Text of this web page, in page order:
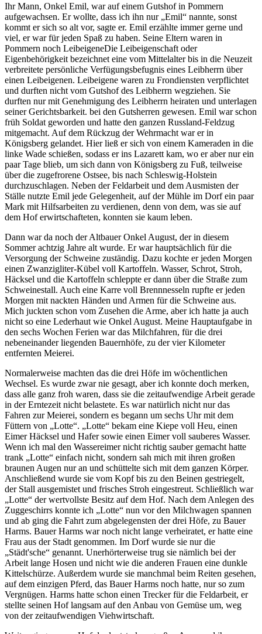
Ihr Mann, Onkel Emil, war auf einem Gutshof in Pommern
aufgewachsen. Er wollte, dass ich ihn nur Emil
nannte, sonst
kommt er sich so alt vor, sagte er. Emil erzählte immer gerne und
viel, er war für jeden Spaß zu haben. Seine Eltern waren in
Pommern noch LeibeigeneDie Leibeigenschaft oder
Eigenbehörigkeit bezeichnet eine vom Mittelalter bis in die Neuzeit
verbreitete persönliche Verfügungsbefugnis eines Leibherrn über
einen Leibeigenen. Leibeigene waren zu Frondiensten verpflichtet
und durften nicht vom Gutshof des Leibherrn wegziehen. Sie
durften nur mit Genehmigung des Leibherrn heiraten und unterlagen
seiner Gerichtsbarkeit. bei den Gutsherren gewesen. Emil war schon
früh Soldat geworden und hatte den ganzen Russland-Feldzug
mitgemacht. Auf dem Rückzug der Wehrmacht war er in
Königsberg gelandet. Hier ließ er sich von einem Kameraden in die
linke Wade schießen, sodass er ins Lazarett kam, wo er aber nur ein
paar Tage blieb, um sich dann von Königsberg zu Fuß, teilweise
über die zugefrorene Ostsee, bis nach Schleswig-Holstein
durchzuschlagen. Neben der Feldarbeit und dem Ausmisten der
Ställe nutzte Emil jede Gelegenheit, auf der Mühle im Dorf ein paar
Mark mit Hilfsarbeiten zu verdienen, denn von dem, was sie auf
dem Hof erwirtschafteten, konnten sie kaum leben.
Dann war da noch der Altbauer Onkel August, der in diesem
Sommer achtzig Jahre alt wurde. Er war hauptsächlich für die
Versorgung der Schweine zuständig. Dazu kochte er jeden Morgen
einen Zwanzigliter-Kübel voll Kartoffeln. Wasser, Schrot, Stroh,
Häcksel und die Kartoffeln schleppte er dann über die Straße zum
Schweinestall. Auch eine Karre voll Brennnesseln rupfte er jeden
Morgen mit nackten Händen und Armen für die Schweine aus.
Mich juckten schon vom Zusehen die Arme, aber ich hatte ja auch
nicht so eine Lederhaut wie Onkel August. Meine Hauptaufgabe in
den sechs Wochen Ferien war das Milchfahren, für die drei
nebeneinander liegenden Bauernhöfe, zu der vier Kilometer
entfernten Meierei.
Normalerweise machten das die drei Höfe im wöchentlichen
Wechsel. Es wurde zwar nie gesagt, aber ich konnte doch merken,
dass alle ganz froh waren, dass sie die zeitaufwendige Arbeit gerade
in der Erntezeit nicht belastete. Es war natürlich nicht nur das
Fahren zur Meierei, sondern es begann um sechs Uhr mit dem
Füttern von
Lotte . Lotte
bekam eine Kiepe voll Heu, einen
Eimer Häcksel und Hafer sowie einen Eimer voll sauberes Wasser.
Wenn ich mal den Wassereimer nicht richtig sauber gemacht hatte
trank
Lotte
einfach nicht, sondern sah mich mit ihren großen
braunen Augen nur an und schüttelte sich mit dem ganzen Körper.
Anschließend wurde sie vom Kopf bis zu den Beinen gestriegelt,
der Stall ausgemistet und frisches Stroh eingestreut. Schließlich war
Lotte
der wertvollste Besitz auf dem Hof. Nach dem Anlegen des
Zuggeschirrs konnte ich
Lotte
nun vor den Milchwagen spannen
und ab ging die Fahrt zum abgelegensten der drei Höfe, zu Bauer
Harms. Bauer Harms war noch nicht lange verheiratet, er hatte eine
Frau aus der Stadt genommen. Im Dorf wurde sie nur die
Städt'sche
genannt. Unerhörterweise trug sie nämlich bei der
Arbeit lange Hosen und nicht wie die anderen Frauen eine dunkle
Kittelschürze. Außerdem wurde sie manchmal beim Reiten gesehen,
auf dem einzigen Pferd, das Bauer Harms noch hatte, nur so zum
Vergnügen. Harms hatte schon einen Trecker für die Feldarbeit, er
stellte seinen Hof langsam auf den Anbau von Gemüse um, weg
von der zeitaufwendigen Viehwirtschaft.